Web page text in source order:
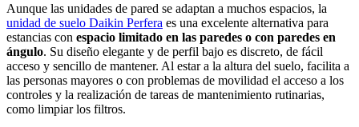
Aunque las unidades de pared se adaptan a muchos espacios, la
unidad de suelo Daikin Perfera es una excelente alternativa para
estancias con espacio limitado en las paredes o con paredes en
ángulo. Su diseño elegante y de perfil bajo es discreto, de fácil
acceso y sencillo de mantener. Al estar a la altura del suelo, facilita a
las personas mayores o con problemas de movilidad el acceso a los
controles y la realización de tareas de mantenimiento rutinarias,
como limpiar los filtros.